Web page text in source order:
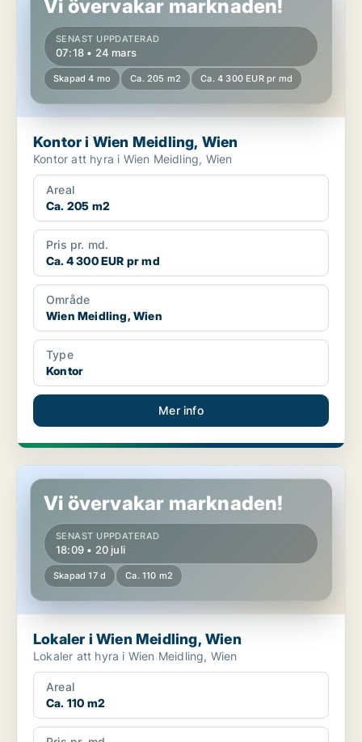
Vi övervakar marknaden!
SENAST UPPDATERAD
07:18 • 24 mars
Skapad 4 mo Ca. 205 m2 Ca. 4 300 EUR pr md
Kontor i Wien Meidling, Wien
Kontor att hyra i Wien Meidling, Wien
Areal
Ca. 205 m2
Pris pr. md.
Ca. 4 300 EUR pr md
Område
Wien Meidling, Wien
Type
Kontor
Mer info
Lokaler i Wien Meidling, Wien
Vi övervakar marknaden!
SENAST UPPDATERAD
18:09 • 20 juli
Skapad 17 d Ca. 110 m2
Lokaler i Wien Meidling, Wien
Lokaler att hyra i Wien Meidling, Wien
Areal
Ca. 110 m2